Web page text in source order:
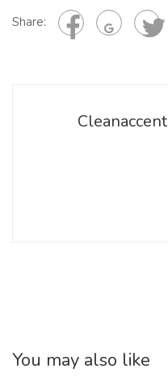
Share:
Cleanaccent
You may also like